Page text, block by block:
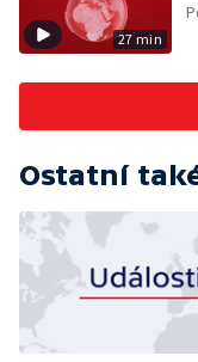
27 min
Ostatní